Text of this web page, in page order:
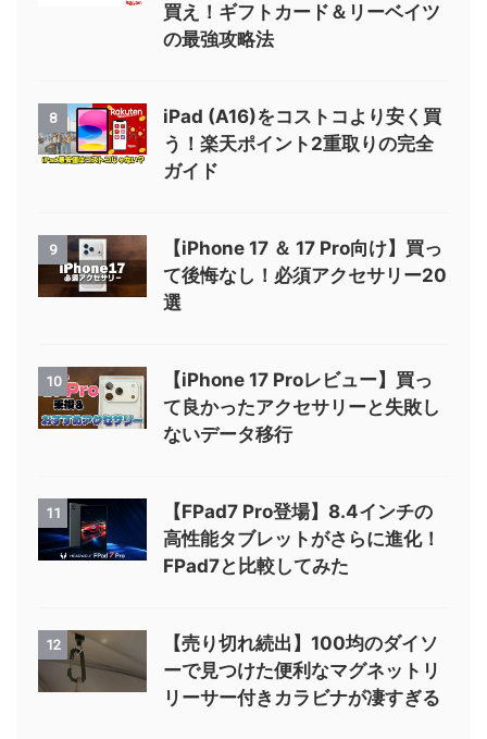
買え！ギフトカード＆リーベイツ
の最強攻略法
8
iPad (A16)をコストコより安く買
う！楽天ポイント2重取りの完全
ガイド
9
【iPhone 17 ＆ 17 Pro向け】買っ
て後悔なし！必須アクセサリー20
選
10
【iPhone 17 Proレビュー】買っ
て良かったアクセサリーと失敗し
ないデータ移行
11
【FPad7 Pro登場】8.4インチの
高性能タブレットがさらに進化！
FPad7と比較してみた
12
【売り切れ続出】100均のダイソ
ーで見つけた便利なマグネットリ
リーサー付きカラビナが凄すぎる